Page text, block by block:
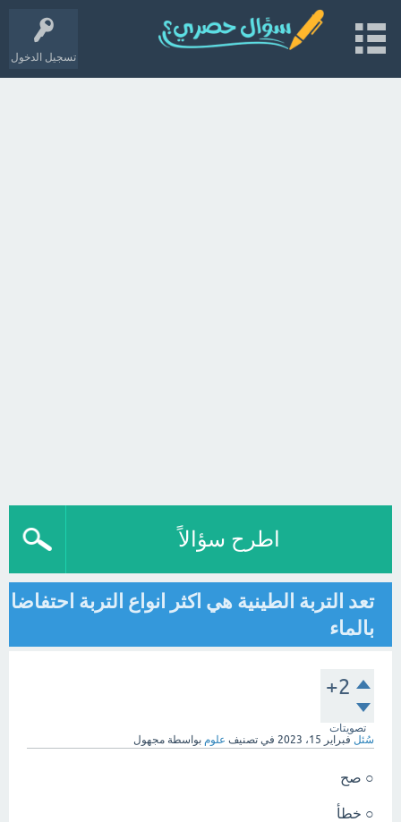
تسجيل الدخول
اطرح سؤالاً
تعد التربة الطينية هي اكثر انواع التربة احتفاضا
بالماء
+2
تصويتات
سُئل فبراير 15، 2023 في تصنيف علوم بواسطة مجهول
○ صح
○ خطأ